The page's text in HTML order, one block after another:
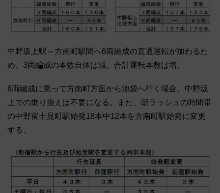
中野坂上駅～方南町駅間へ6両編成の直通運転が加わるた
め、3両編成の本数自体は減、合計運転本数は増。
6両編成に乗って方南町方面から池袋へ行く場合、中野坂
上での乗り換えは不要になる。また、朝ラッシュの時間帯
の中野富士見町駅始発18本中12本を方南町駅始発に変更
する。